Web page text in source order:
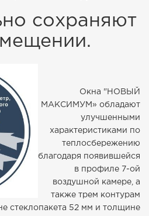
сохраняют
Окна "НОВЫЙ
МАКСИМУМ» обладают
улучшенными
характеристиками по
теплосбережению
благодаря появившейся
в профиле 7-ой
воздушной камере, а
также трем контурам
стеклопакета 52 мм и толщине